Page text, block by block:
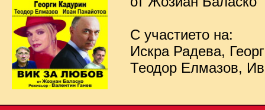
С участието на:
Искра Радева,
Теодор Елмазов,